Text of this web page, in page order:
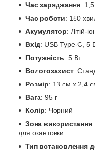
Час заряджання:
Час роботи: 150
Акумулятор: Літій-
Вхід: USB Type-C, 5
Потужність: 5 Вт
Вологозахист:
Розмір: 13 см x 2,4
Вага: 95 г
Колір: Чорний
Зона використання
для окантовки
Тип встановлення